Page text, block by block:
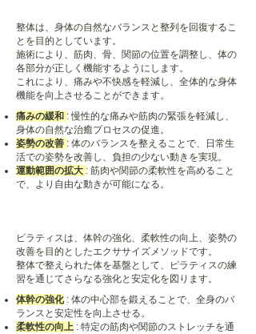
​整体は、身体の自然なバランスと整列を回復するこ
とを目的としています。
施術により、筋肉、骨、関節の位置を調整し、体の
各部分が正しく機能するようにします。
これにより、痛みや不快感を軽減し、全体的な身体
機能を向上させることができます。
痛みの緩和 : 慢性的な痛みや筋肉の緊張を軽減し、
身体の自然な治癒プロセスの促進。
姿勢の改善 : 体のバランスを整えることで、日常生
活での姿勢を改善し、負担の少ない動きを実現。
運動範囲の拡大 : 筋肉や関節の柔軟性を高めること
で、より自由な動きが可能になる。
ピラティスは、体幹の強化、柔軟性の向上、姿勢の
改善を目的としたエクササイズメソッドです。
整体で整えられた体を基盤として、ピラティスの練
習を通じてさらなる強化と安定化を図ります。
体幹の強化: 体の中心部を鍛えることで、全身のバ
ランスと安定性を向上させる。
柔軟性の向上 : 特定の筋肉や関節のストレッチを通